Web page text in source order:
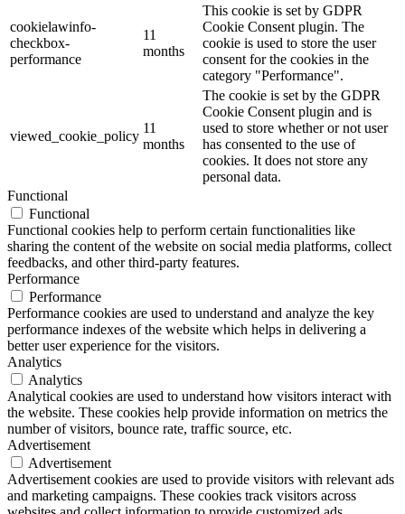
cookielawinfo-
checkbox-
performance
11
months
This cookie is set by GDPR
Cookie Consent plugin. The
cookie is used to store the user
consent for the cookies in the
category "Performance".
viewed_cookie_policy
11
months
The cookie is set by the GDPR
Cookie Consent plugin and is
used to store whether or not user
has consented to the use of
cookies. It does not store any
personal data.
Functional
Functional
Functional cookies help to perform certain functionalities like
sharing the content of the website on social media platforms, collect
feedbacks, and other third-party features.
Performance
Performance
Performance cookies are used to understand and analyze the key
performance indexes of the website which helps in delivering a
better user experience for the visitors.
Analytics
Analytics
Analytical cookies are used to understand how visitors interact with
the website. These cookies help provide information on metrics the
number of visitors, bounce rate, traffic source, etc.
Advertisement
Advertisement
Advertisement cookies are used to provide visitors with relevant ads
and marketing campaigns. These cookies track visitors across